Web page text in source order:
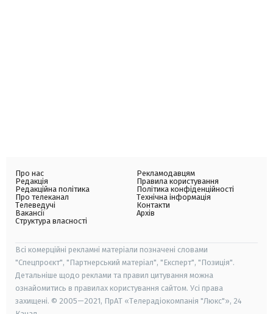
Про нас
Редакція
Редакційна політика
Про телеканал
Телеведучі
Вакансії
Структура власності
Рекламодавцям
Правила користування
Політика конфіденційності
Технічна інформація
Контакти
Архів
Всі комерційні рекламні матеріали позначені словами
"Спецпроєкт", "Партнерський матеріал", "Експерт", "Позиція".
Детальніше щодо реклами та правил цитування можна
ознайомитись в правилах користування сайтом. Усі права
захищені. © 2005—2021, ПрАТ «Телерадіокомпанія "Люкс"», 24